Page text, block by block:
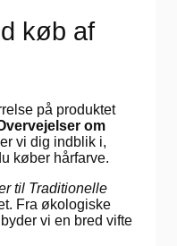
køb af
på produktet
om
vi dig indblik i,
køber hårfarve.
til Traditionelle
Fra økologiske
vi en bred vifte